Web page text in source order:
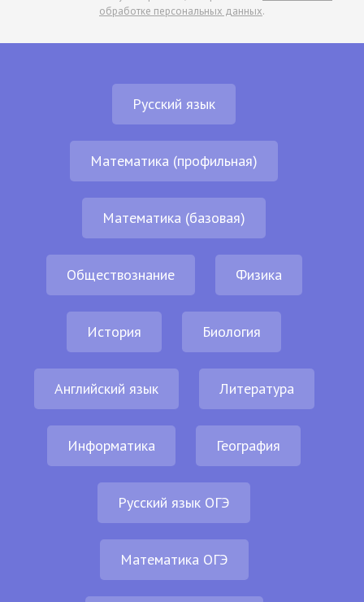
обработке персональных данных.
Русский язык
Математика (профильная)
Математика (базовая)
Обществознание Физика
История Биология
Английский язык Литература
Информатика География
Русский язык ОГЭ
Математика ОГЭ